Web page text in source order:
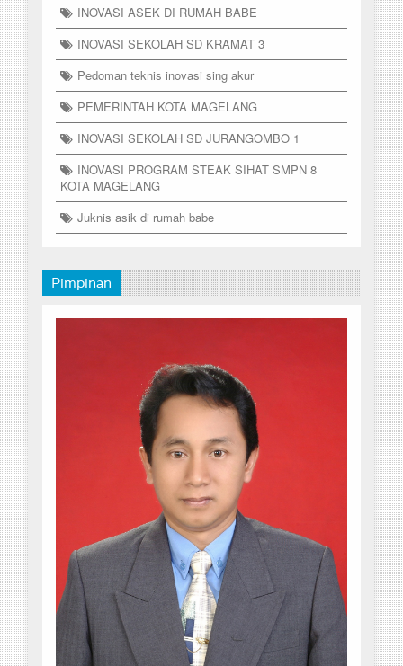
INOVASI ASEK DI RUMAH BABE
INOVASI SEKOLAH SD KRAMAT 3
Pedoman teknis inovasi sing akur
PEMERINTAH KOTA MAGELANG
INOVASI SEKOLAH SD JURANGOMBO 1
INOVASI PROGRAM STEAK SIHAT SMPN 8
KOTA MAGELANG
Juknis asik di rumah babe
Pimpinan